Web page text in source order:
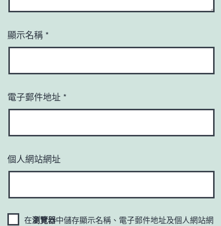
顯示名稱 *
電子郵件地址 *
個人網站網址
在瀏覽器中儲存顯示名稱、電子郵件地址及個人網站網